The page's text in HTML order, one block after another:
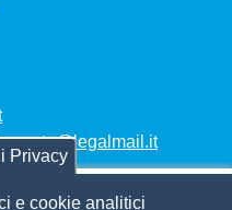
Privacy
e cookie analitici